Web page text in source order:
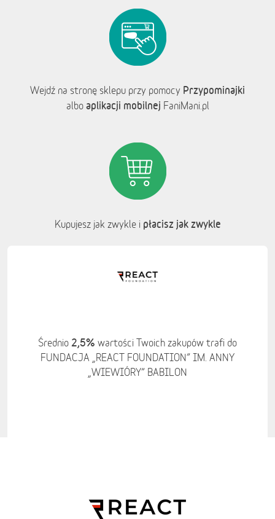
Wejdź na stronę sklepu przy pomocy Przypominajki
albo aplikacji mobilnej FaniMani.pl
Kupujesz jak zwykle i płacisz jak zwykle
Średnio 2,5% wartości Twoich zakupów trafi do
FUNDACJA „REACT FOUNDATION” IM. ANNY
„WIEWIÓRY” BABILON